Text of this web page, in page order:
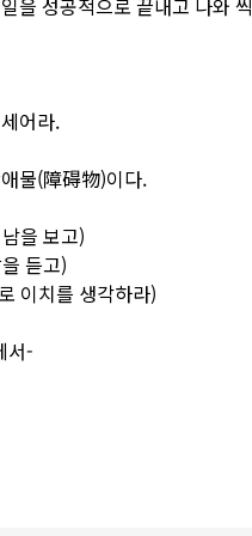
을 성공적으로 끝내고 나와
어라.
물(障碍物)이다.
을 보고)
듣고)
이치를 생각하라)
서-